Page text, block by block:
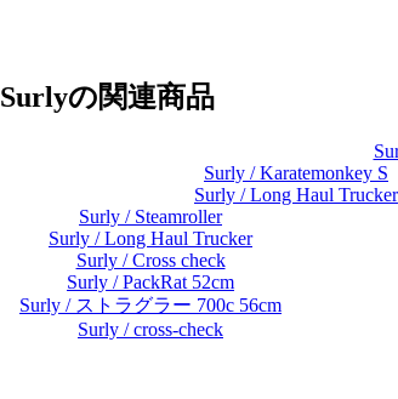
Surlyの関連商品
Surly / Karatemonkey S
Surly / Long Haul Trucker
Surly / Steamroller
Surly / Long Haul Trucker
Surly / Cross check
Surly / PackRat 52cm
Surly / ストラグラー 700c 56cm
Surly / cross-check